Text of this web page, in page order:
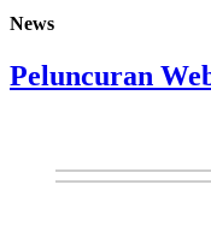
News
Peluncuran